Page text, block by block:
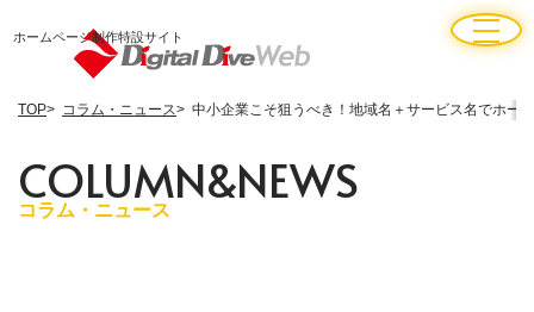
ホームページ制作特設サイト
TOP コラム・ニュース 中小企業こそ狙うべき！地域名＋サービス名でホー
COLUMN&NEWS
コラム・ニュース